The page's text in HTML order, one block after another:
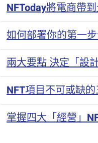
NFToday將電商帶
如何部署你的第一
兩大要點 決定「設
NFT項目不可或缺
掌握四大「經營」